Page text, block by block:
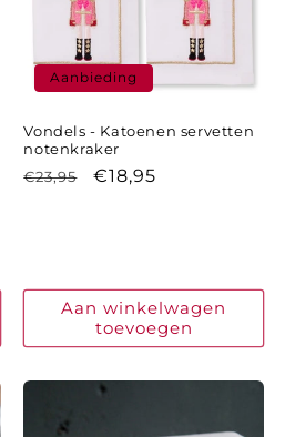
Aanbieding
Vondels - Katoenen servetten
notenkraker
Normale
€23,95 Aanbiedingsprijs
€18,95
Aan winkelwagen
toevoegen